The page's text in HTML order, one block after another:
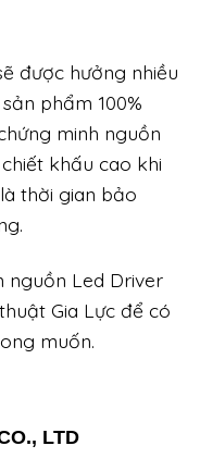
được hưởng nhiều
phẩm 100%
minh nguồn
khấu cao khi
thời gian bảo
nguồn Led Driver
Gia Lực để có
muốn.
LTD